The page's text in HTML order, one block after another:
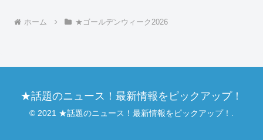
ホーム ★ゴールデンウィーク2026
★話題のニュース！最新情報をピックアップ！
© 2021 ★話題のニュース！最新情報をピックアップ！.